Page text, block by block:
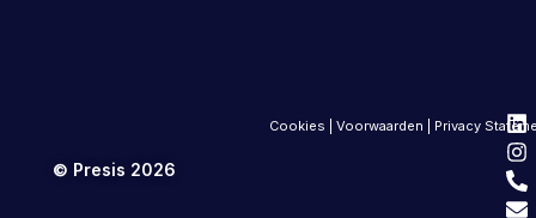
© Presis 2026
Cookies |Voorwaarden Privacy